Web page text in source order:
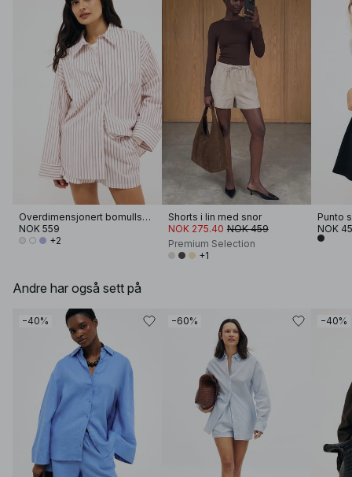
Overdimensjonert bomullsskjorte
NOK 559
+2
Shorts i lin med snor
NOK 275.40 NOK 459
Premium Selection
+1
Punto
NOK
Andre har også sett på
−40% −60% −40%